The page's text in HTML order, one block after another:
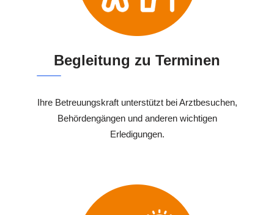
Begleitung zu Terminen
Ihre Betreuungskraft unterstützt bei Arztbesuchen,
Behördengängen und anderen wichtigen
Erledigungen.